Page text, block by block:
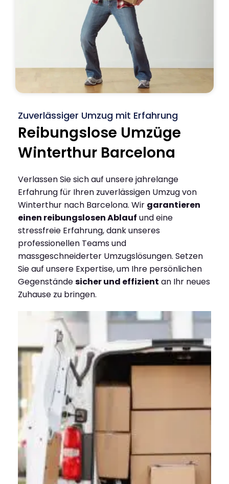
Zuverlässiger Umzug mit Erfahrung
Reibungslose Umzüge
Winterthur Barcelona
Verlassen Sie sich auf unsere jahrelange
Erfahrung für Ihren zuverlässigen Umzug von
Winterthur nach Barcelona. Wir garantieren
einen reibungslosen Ablauf und eine
stressfreie Erfahrung, dank unseres
professionellen Teams und
massgeschneiderter Umzugslösungen. Setzen
Sie auf unsere Expertise, um Ihre persönlichen
Gegenständesicher und effizient an Ihr neues
Zuhause zu bringen.